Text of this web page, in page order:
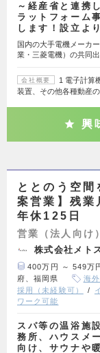
～経産省と連携
ラットフォーム
します！設立よ
国内の大手電機メーカ
業・三菱電機）の共同
会社概要
1 電子計算
装置、その他各種動産
興
ととのう空間
案営業】残
年休125日
営業（法人向け）
株式会社メト
400万円 ～ 549万
府、福岡県
海
採用（未経験可）
ワーク可能
スパ等の温浴施
務所、ハウスメ
向け、サウナや